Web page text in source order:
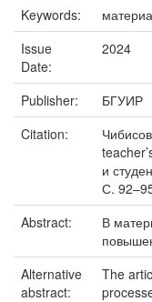
Keywords:
Issue
Date:
2024
Publisher:
БГУИР
Citation:
и
С.
Abstract:
В
Alternative
abstract:
The